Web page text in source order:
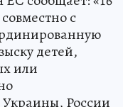
с
детей,
или
России